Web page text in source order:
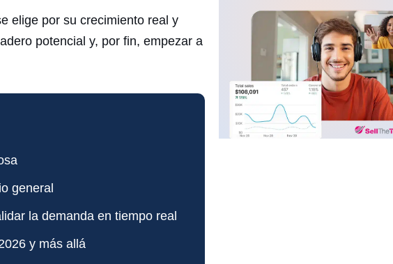
elige por su crecimiento real y
potencial y, por fin, empezar a
general
la demanda en tiempo real
y más allá